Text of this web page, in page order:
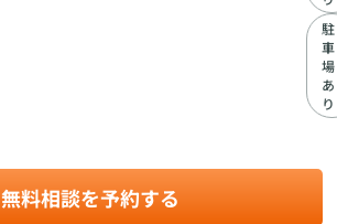
駐
車
場
あ
り
無料相談を予約する